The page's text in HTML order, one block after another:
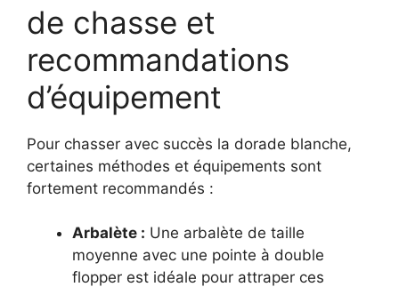
de chasse et
recommandations
d’équipement
Pour chasser avec succès la dorade blanche,
certaines méthodes et équipements sont
fortement recommandés :
Arbalète : Une arbalète de taille
moyenne avec une pointe à double
flopper est idéale pour attraper ces